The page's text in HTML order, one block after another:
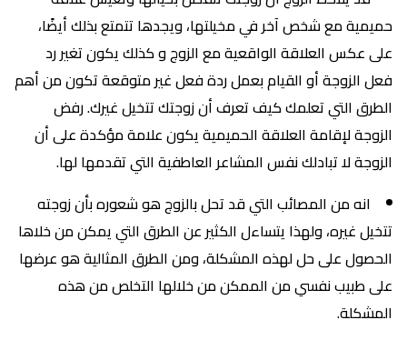
حميمية مع شخص آخر في مخيلتها، ويجدها تتمتع بذلك أيضًا،
على عكس العلاقة الواقعية مع الزوج و كذلك يكون تغير رد
فعل الزوجة أو القيام بعمل ردة فعل غير متوقعة تكون من أهم
الطرق التي تعلمك كيف تعرف أن زوجتك تتخيل غيرك. رفض
الزوجة لإقامة العلاقة الحميمية يكون علامة مؤكدة على أن
الزوجة لا تبادلك نفس المشاعر العاطفية التي تقدمها لها.
انه من المصائب التي قد تحل بالزوج هو شعوره بأن زوجته
تتخيل غيره، ولهذا يتساءل الكثير عن الطرق التي يمكن من خلاها
الحصول على حل لهذه المشكلة، ومن الطرق المثالية هو عرضها
على طبيب نفسي من الممكن من خلالها التخلص من هذه
المشكلة.